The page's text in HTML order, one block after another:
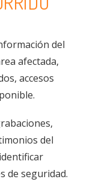
del
afectada,
accesos
del
de seguridad.